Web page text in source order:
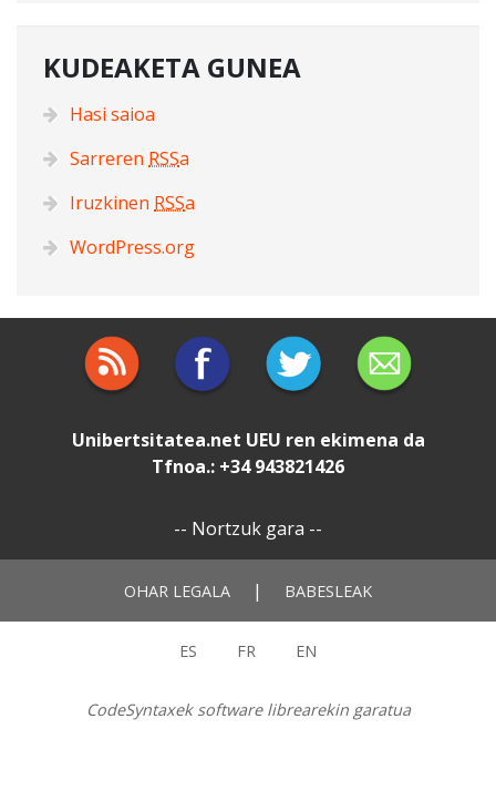
KUDEAKETA GUNEA
Hasi saioa
Sarreren RSSa
Iruzkinen RSSa
WordPress.org
Unibertsitatea.net UEU ren ekimena da
Tfnoa.: +34 943821426
-- Nortzuk gara --
OHAR LEGALA | BABESLEAK
ES FR EN
CodeSyntaxek software librearekin garatua